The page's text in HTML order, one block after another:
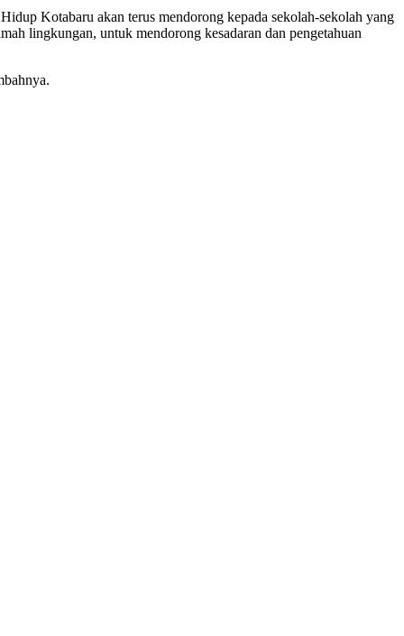
Kotabaru akan terus mendorong kepada sekolah-sekolah yang
lingkungan, untuk mendorong kesadaran dan pengetahuan